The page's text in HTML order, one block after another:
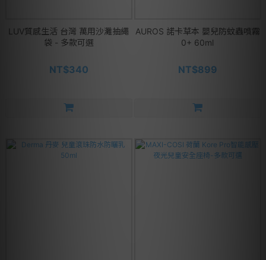
LUV質感生活 台灣 萬⽤沙灘抽繩
袋 - 多款可選
NT$340
AUROS 諾卡草本 嬰兒防蚊蟲噴霧
0+ 60ml
NT$899